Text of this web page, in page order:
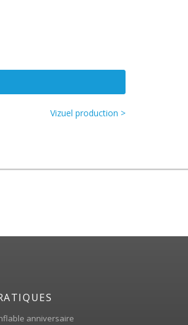
Vizuel production >
anniversaire